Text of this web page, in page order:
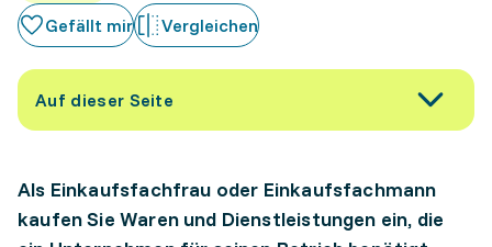
Gefällt mir Vergleichen
Auf dieser Seite
Als Einkaufsfachfrau oder Einkaufsfachmann
kaufen Sie Waren und Dienstleistungen ein, die